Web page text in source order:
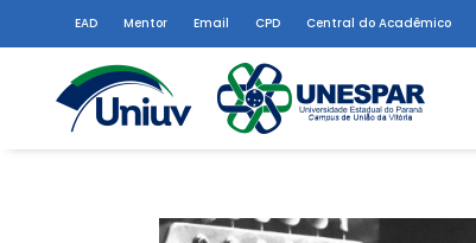
EAD Mentor Email CPD Central do Acadêmico